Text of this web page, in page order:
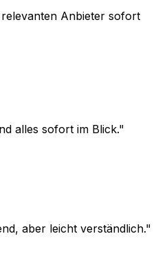
Anbieter sofort
alles sofort im Blick."
aber leicht verständlich."